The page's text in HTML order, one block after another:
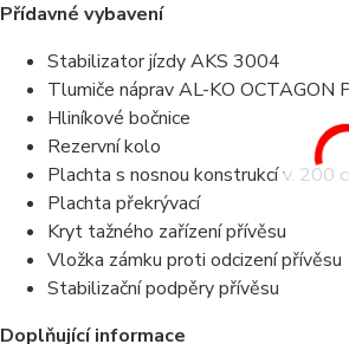
Přídavné vybavení
Stabilizator jízdy AKS 3004
Tlumiče náprav AL-KO OCTAGON
Hliníkové bočnice
Rezervní kolo
Plachta s nosnou konstrukcí v. 200
Plachta překrývací
Kryt tažného zařízenípřívěsu
Vložka zámku proti odcizenípřívěsu
Stabilizační podpěrypřívěsu
Doplňující informace